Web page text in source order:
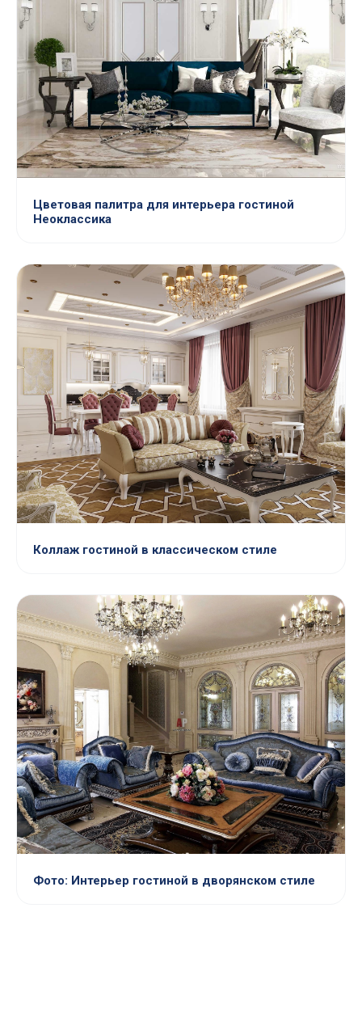
Цветовая палитра для интерьера гостиной
Неоклассика
Коллаж гостиной в классическом стиле
Фото: Интерьер гостиной в дворянском стиле